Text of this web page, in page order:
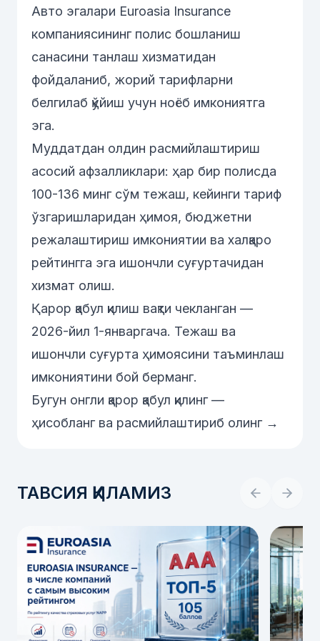
Авто эгалари Euroasia Insurance
компаниясининг полис бошланиш
санасини танлаш хизматидан
фойдаланиб, жорий тарифларни
белгилаб қўйиш учун ноёб имкониятга
эга.
Муддатдан олдин расмийлаштириш
асосий афзалликлари: ҳар бир полисда
100-136 минг сўм тежаш, кейинги тариф
ўзгаришларидан ҳимоя, бюджетни
режалаштириш имкониятии ва халқаро
рейтингга эга ишончли суғуртачидан
хизмат олиш.
Қарор қабул қилиш вақти чекланган —
2026-йил 1-январгача. Тежаш ва
ишончли суғурта ҳимоясини таъминлаш
имкониятини бой берманг.
Бугун онгли қарор қабул қилинг —
ҳисобланг ва расмийлаштириб олинг →
ТАВСИЯ ҚИЛАМИЗ